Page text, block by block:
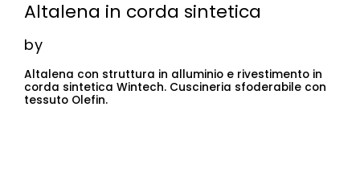
Altalena in corda sintetica
by
Altalena con struttura in alluminio e rivestimento in
corda sintetica Wintech. Cuscineria sfoderabile con
tessuto Olefin.